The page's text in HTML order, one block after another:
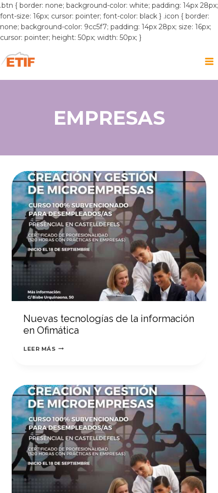
.btn { border: none; background-color: white; padding: 14px 28px;
font-size: 16px; cursor: pointer; font-color: black } .icon { border:
none; background-color: 9cc5f7; padding: 14px 28px; size: 16px;
cursor: pointer; height: 50px; width: 50px; }
al
contenido
EMPRESAS
Nuevas tecnologías de la información
en Ofimática
LEER MÁS NUEVAS
EN
OFIMÁTICA